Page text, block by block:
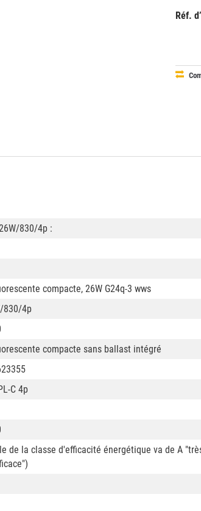
Réf.
830/4p :
compacte, 26W G24q-3 wws
830/4p
compacte sans ballast intégré
C 4p
de la classe d'efficacité énergétique va de A